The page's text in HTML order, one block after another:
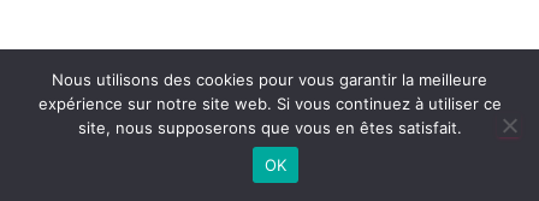
Nous utilisons des cookies pour vous garantir la meilleure
expérience sur notre site web. Si vous continuez à utiliser ce
site, nous supposerons que vous en êtes satisfait.
OK